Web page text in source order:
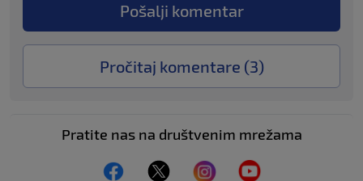
Pošalji komentar
Pročitaj komentare (3)
Pratite nas na društvenim mrežama